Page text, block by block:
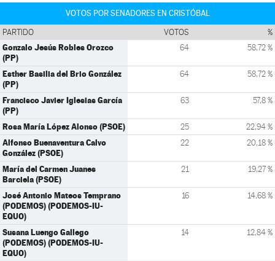
VOTOS POR SENADORES EN CRISTÓBAL
PARTIDO VOTOS %
Gonzalo Jesús Robles Orozco
(PP)
64 58,72 %
Esther Basilia del Brio González
(PP)
64 58,72 %
Francisco Javier Iglesias García
(PP)
63 57,8 %
Rosa María López Alonso (PSOE) 25 22,94 %
Alfonso Buenaventura Calvo
González (PSOE)
22 20,18 %
María del Carmen Juanes
Barciela (PSOE)
21 19,27 %
José Antonio Mateos Temprano
(PODEMOS) (PODEMOS-IU-
EQUO)
16 14,68 %
Susana Luengo Gallego
(PODEMOS) (PODEMOS-IU-
EQUO)
14 12,84 %